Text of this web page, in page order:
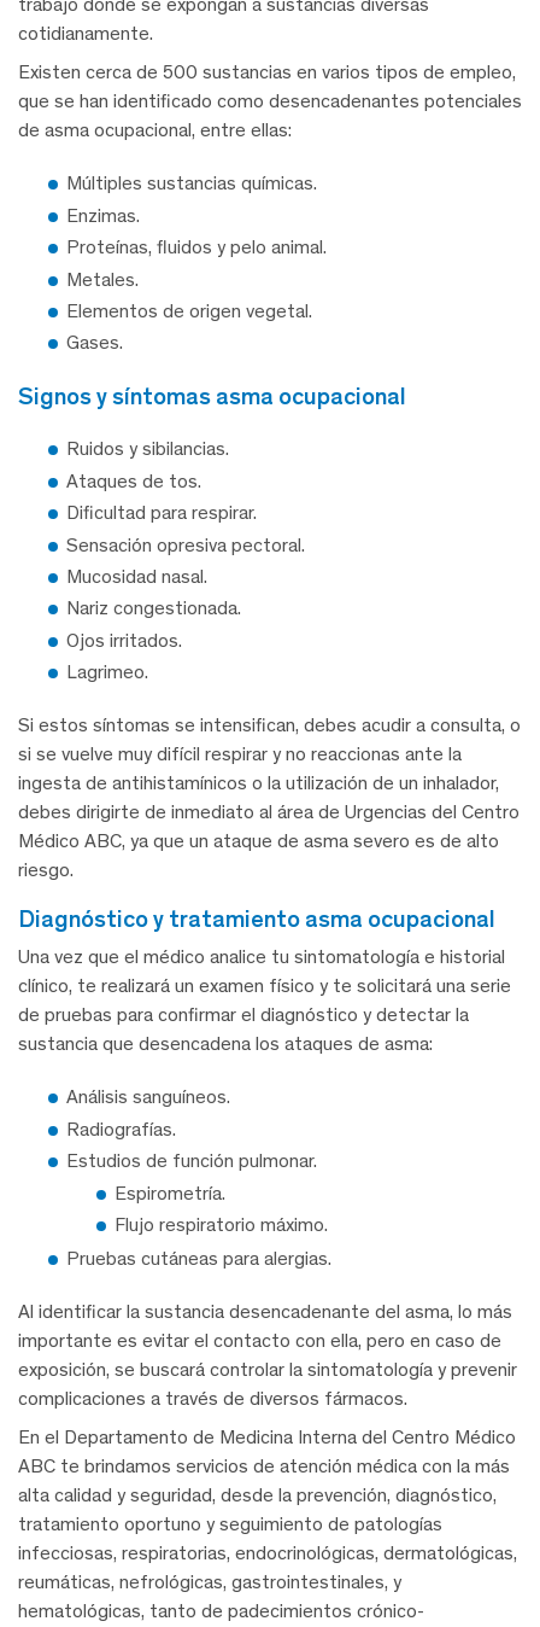
trabajo donde se expongan a sustancias diversas
cotidianamente.
Existen cerca de 500 sustancias en varios tipos de empleo,
que se han identificado como desencadenantes potenciales
de asma ocupacional, entre ellas:
Múltiples sustancias químicas.
Enzimas.
Proteínas, fluidos y pelo animal.
Metales.
Elementos de origen vegetal.
Gases.
signos y síntomas asma ocupacional
Ruidos y sibilancias.
Ataques de tos.
Dificultad para respirar.
Sensación opresiva pectoral.
Mucosidad nasal.
Nariz congestionada.
Ojos irritados.
Lagrimeo.
Si estos síntomas se intensifican, debes acudir a consulta, o
si se vuelve muy difícil respirar y no reaccionas ante la
ingesta de antihistamínicos o la utilización de un inhalador,
debes dirigirte de inmediato al área de Urgencias del Centro
Médico ABC, ya que un ataque de asma severo es de alto
riesgo.
diagnóstico y tratamiento asma ocupacional
Una vez que el médico analice tu sintomatología e historial
clínico, te realizará un examen físico y te solicitará una serie
de pruebas para confirmar el diagnóstico y detectar la
sustancia que desencadena los ataques de asma:
Análisis sanguíneos.
Radiografías.
Estudios de función pulmonar.
Espirometría.
Flujo respiratorio máximo.
Pruebas cutáneas para alergias.
Al identificar la sustancia desencadenante del asma, lo más
importante es evitar el contacto con ella, pero en caso de
exposición, se buscará controlar la sintomatología y prevenir
complicaciones a través de diversos fármacos.
En el Departamento de Medicina Interna del Centro Médico
ABC te brindamos servicios de atención médica con la más
alta calidad y seguridad, desde la prevención, diagnóstico,
tratamiento oportuno y seguimiento de patologías
infecciosas, respiratorias, endocrinológicas, dermatológicas,
reumáticas, nefrológicas, gastrointestinales, y
hematológicas, tanto de padecimientos crónico-